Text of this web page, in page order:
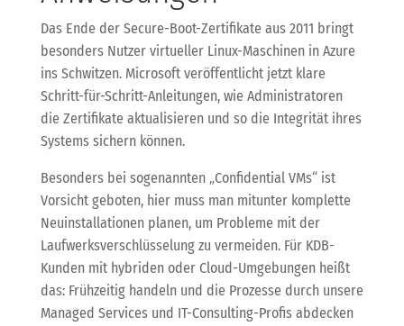
Das Ende der Secure-Boot-Zertifikate aus 2011 bringt
besonders Nutzer virtueller Linux-Maschinen in Azure
ins Schwitzen. Microsoft veröffentlicht jetzt klare
Schritt-für-Schritt-Anleitungen, wie Administratoren
die Zertifikate aktualisieren und so die Integrität ihres
Systems sichern können.
Besonders bei sogenannten „Confidential VMs“ ist
Vorsicht geboten, hier muss man mitunter komplette
Neuinstallationen planen, um Probleme mit der
Laufwerksverschlüsselung zu vermeiden. Für KDB-
Kunden mit hybriden oder Cloud-Umgebungen heißt
das: Frühzeitig handeln und die Prozesse durch unsere
Managed Services und IT-Consulting-Profis abdecken